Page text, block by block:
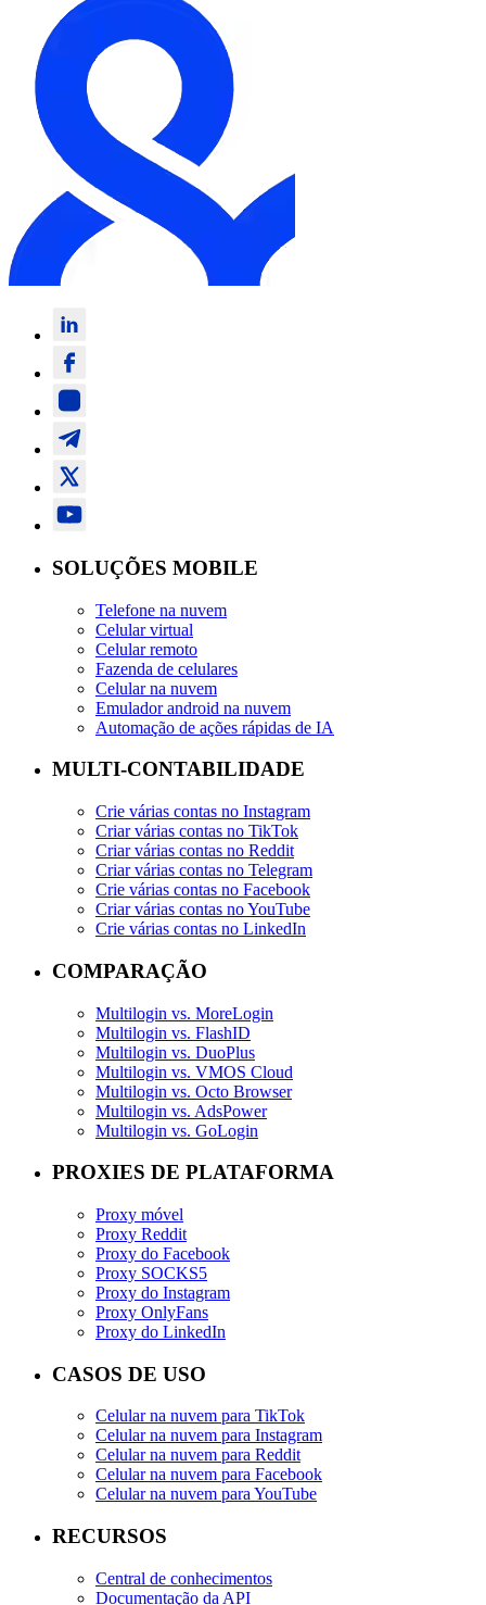
SOLUÇÕES MOBILE
Telefone na nuvem
Celular virtual
Celular remoto
Fazenda de celulares
Celular na nuvem
Emulador android na nuvem
Automação de ações rápidas de IA
MULTI-CONTABILIDADE
Crie várias contas no Instagram
Criar várias contas no TikTok
Criar várias contas no Reddit
Criar várias contas no Telegram
Crie várias contas no Facebook
Criar várias contas no YouTube
Crie várias contas no LinkedIn
COMPARAÇÃO
Multilogin vs. MoreLogin
Multilogin vs. FlashID
Multilogin vs. DuoPlus
Multilogin vs. VMOS Cloud
Multilogin vs. Octo Browser
Multilogin vs. AdsPower
Multilogin vs. GoLogin
PROXIES DE PLATAFORMA
Proxy móvel
Proxy Reddit
Proxy do Facebook
Proxy SOCKS5
Proxy do Instagram
Proxy OnlyFans
Proxy do LinkedIn
CASOS DE USO
Celular na nuvem para TikTok
Celular na nuvem para Instagram
Celular na nuvem para Reddit
Celular na nuvem para Facebook
Celular na nuvem para YouTube
RECURSOS
Central de conhecimentos
Documentação da API